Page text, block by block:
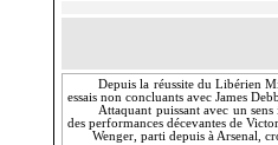
Depuis la réussite du Libérien
essais non concluants avec James
Attaquant puissant avec un
des performances décevantes de Victor
Wenger, parti depuis à Arsenal,